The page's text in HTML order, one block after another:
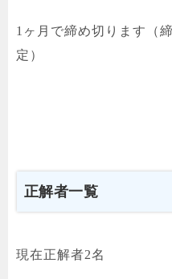
1ヶ月で締め切ります
定）
正解者一覧
現在正解者2名